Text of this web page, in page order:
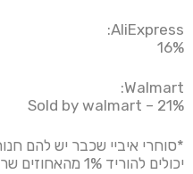
AliExpress:
16%
Walmart:
Sold by walmart – 21%
*סוחרי איביי שכבר יש להם
יכולים להוריד 1% מהאחוזים שרשמתי למעלה .